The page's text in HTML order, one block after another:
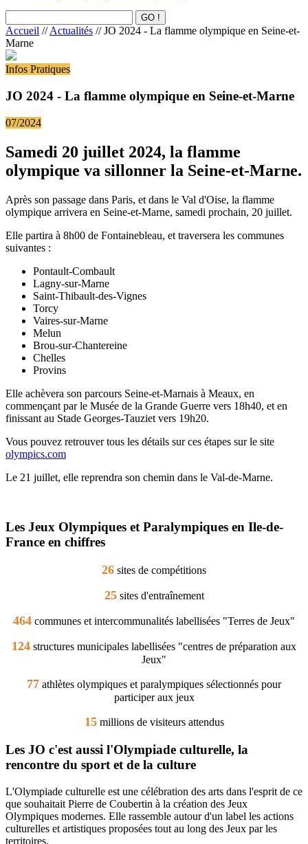
Accueil //Actualités // JO 2024 - La flamme olympique en Seine-et-
Marne
Infos Pratiques
JO 2024 - La flamme olympique en Seine-et-Marne
07/2024
Samedi 20 juillet 2024, la flamme
olympique va sillonner la Seine-et-Marne.
Après son passage dans Paris, et dans le Val d'Oise, la flamme
olympique arrivera en Seine-et-Marne, samedi prochain, 20 juillet.
Elle partira à 8h00 de Fontainebleau, et traversera les communes
suivantes :
Pontault-Combault
Lagny-sur-Marne
Saint-Thibault-des-Vignes
Torcy
Vaires-sur-Marne
Melun
Brou-sur-Chantereine
Chelles
Provins
Elle achèvera son parcours Seine-et-Marnais à Meaux, en
commençant par le Musée de la Grande Guerre vers 18h40, et en
finissant au Stade Georges-Tauziet vers 19h20.
Vous pouvez retrouver tous les détails sur ces étapes sur le site
olympics.com
Le 21 juillet, elle reprendra son chemin dans le Val-de-Marne.
Les Jeux Olympiques et Paralympiques en Ile-de-
France en chiffres
26 sites de compétitions
25sites d'entraînement
464 communes et intercommunalités labellisées "Terres de Jeux"
124 structures municipales labellisées "centres de préparation aux
Jeux"
77 athlètes olympiques et paralympiques sélectionnés pour
participer aux jeux
15millions de visiteurs attendus
Les JO c'est aussi l'Olympiade culturelle, la
rencontre du sport et de la culture
L'Olympiade culturelle est une célébration des arts dans l'esprit de ce
que souhaitait Pierre de Coubertin à la création des Jeux
Olympiques modernes. Elle rassemble autour d'un label les actions
culturelles et artistiques proposées tout au long des Jeux par les
territoires.